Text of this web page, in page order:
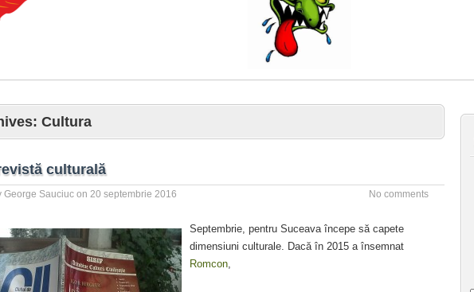
Cultura
culturală
George Sauciuc on 20 septembrie 2016 No comments
Septembrie, pentru Suceava începe să capete
dimensiuni culturale. Dacă în 2015 a însemnat
Romcon,